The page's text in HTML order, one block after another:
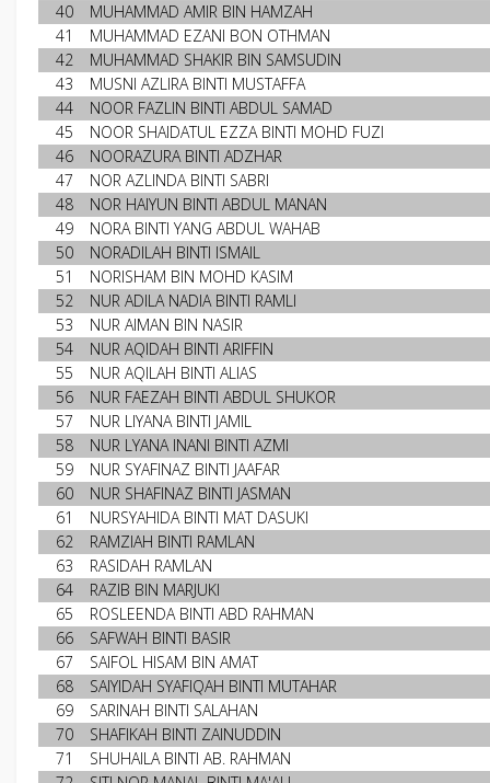
40
MUHAMMAD AMIR BIN HAMZAH
41
MUHAMMAD EZANI BON OTHMAN
42
MUHAMMAD SHAKIR BIN SAMSUDIN
43
MUSNI AZLIRA BINTI MUSTAFFA
44
NOOR FAZLIN BINTI ABDUL SAMAD
45
NOOR SHAIDATUL EZZA BINTI MOHD FUZI
46
NOORAZURA BINTI ADZHAR
47
NOR AZLINDA BINTI SABRI
48
NOR HAIYUN BINTI ABDUL MANAN
49
NORA BINTI YANG ABDUL WAHAB
50
NORADILAH BINTI ISMAIL
51
NORISHAM BIN MOHD KASIM
52
NUR ADILA NADIA BINTI RAMLI
53
NUR AIMAN BIN NASIR
54
NUR AQIDAH BINTI ARIFFIN
55
NUR AQILAH BINTI ALIAS
56
NUR FAEZAH BINTI ABDUL SHUKOR
57
NUR LIYANA BINTI JAMIL
58
NUR LYANA INANI BINTI AZMI
59
NUR SYAFINAZ BINTI JAAFAR
60
NUR SHAFINAZ BINTI JASMAN
61
NURSYAHIDA BINTI MAT DASUKI
62
RAMZIAH BINTI RAMLAN
63
RASIDAH RAMLAN
64
RAZIB BIN MARJUKI
65
ROSLEENDA BINTI ABD RAHMAN
66
SAFWAH BINTI BASIR
67
SAIFOL HISAM BIN AMAT
68
SAIYIDAH SYAFIQAH BINTI MUTAHAR
69
SARINAH BINTI SALAHAN
70
SHAFIKAH BINTI ZAINUDDIN
71
SHUHAILA BINTI AB. RAHMAN